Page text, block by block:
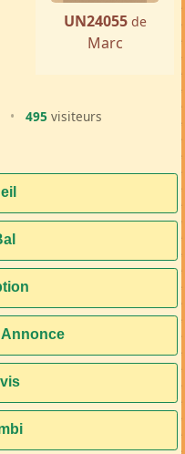
UN24055 de
Marc
• 495 visiteurs